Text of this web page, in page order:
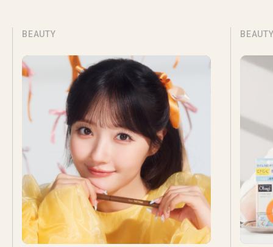
BEAUTY